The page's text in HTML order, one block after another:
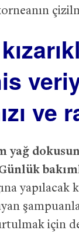
ve
yağ
yapılacak
için